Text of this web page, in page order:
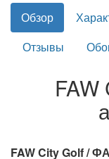
Обзор
Отзывы
FAW
FAW City Golf /